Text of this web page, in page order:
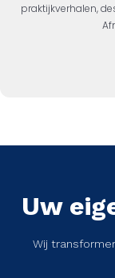
praktijkverhalen,
Uw
Wij